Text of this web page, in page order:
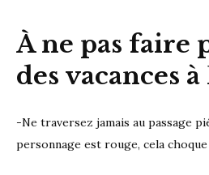
À ne pas faire
des vacances
-Ne traversez jamais au passage
personnage est rouge, cela